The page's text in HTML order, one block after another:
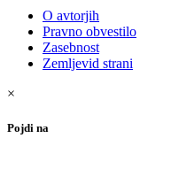
O avtorjih
Pravno obvestilo
Zasebnost
Zemljevid strani
×
Pojdi na